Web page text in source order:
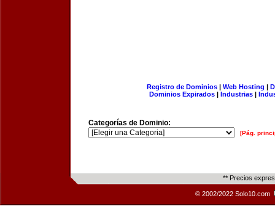
Registro de Dominios| Web Hosting |
Dominios Expirados | Industrias |
Categorías de Dominio:
[Pág.
** Precios
© 2002/2022 Solo10.com